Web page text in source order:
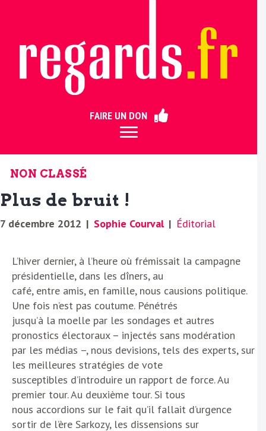
FAIRE UN DON
NON CLASSÉ
Plus de bruit !
7 décembre 2012 | Sophie Courval | Éditorial
L’hiver dernier, à l’heure où frémissait la campagne
présidentielle, dans les dîners, au
café, entre amis, en famille, nous causions politique.
Une fois n’est pas coutume. Pénétrés
jusqu’à la moelle par les sondages et autres
pronostics électoraux – injectés sans modération
par les médias –, nous devisions, tels des experts, sur
les meilleures stratégies de vote
susceptibles d’introduire un rapport de force. Au
premier tour. Au deuxième tour. Si tous
nous accordions sur le fait qu’il fallait d’urgence
sortir de l’ère Sarkozy, les dissensions sur